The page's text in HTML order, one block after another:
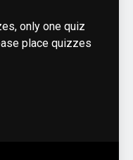
only one quiz
place quizzes